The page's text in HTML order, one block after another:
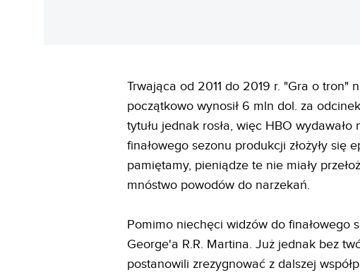
Trwająca od 2011 do 2019 r. "Gra o tron"
początkowo wynosił 6 mln dol. za
tytułu jednak rosła, więc HBO
finałowego sezonu produkcji złożyły się
pamiętamy, pieniądze te nie miały
mnóstwo powodów do narzekań.
Pomimo niechęci widzów do finałowego
George'a R.R. Martina. Już jednak bez
postanowili zrezygnować z dalszej